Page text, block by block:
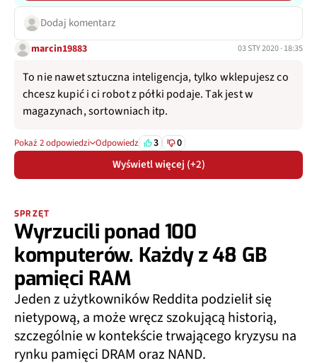
Dodaj komentarz
marcin19883 03 STY 2020 · 18:35
To nie nawet sztuczna inteligencja, tylko wklepujesz co
chcesz kupić i ci robot z półki podaje. Tak jest w
magazynach, sortowniach itp.
Pokaż 2 odpowiedzi Odpowiedz 3 0
Wyświetl więcej (+2)
SPRZĘT
Wyrzucili ponad 100
komputerów. Każdy z 48 GB
pamięci RAM
Jeden z użytkowników Reddita podzielił się
nietypową, a może wręcz szokującą historią,
szczególnie w kontekście trwającego kryzysu na
rynku pamięci DRAM oraz NAND.